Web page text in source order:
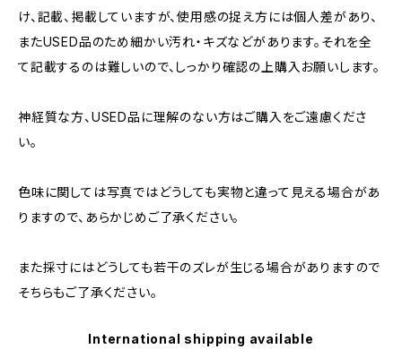
け、記載、掲載していますが、使用感の捉え方には個人差があり、
またUSED品のため細かい汚れ・キズなどがあります。それを全
て記載するのは難しいので、しっかり確認の上購入お願いします。
神経質な方、USED品に理解のない方はご購入をご遠慮くださ
い。
色味に関しては写真ではどうしても実物と違って見える場合があ
りますので、あらかじめご了承ください。
また採寸にはどうしても若干のズレが生じる場合がありますので
そちらもご了承ください。
International shipping available